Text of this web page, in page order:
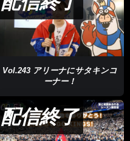
Vol.243 アリーナにサタキンコ
ーナー！
09:51
配信終了